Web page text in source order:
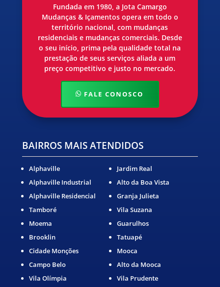
Fundada em 1980, a Jota Camargo
Mudanças & Içamentos opera em todo o
território nacional, com mudanças
residenciais e mudanças comerciais. Desde
o seu início, prima pela qualidade total na
prestação de seus serviços aliada a um
preço competitivo e justo no mercado.
FALE CONOSCO
BAIRROS MAIS ATENDIDOS
Alphaville
Alphaville Industrial
Alphaville Residencial
Tamboré
Moema
Brooklin
Cidade Monções
Campo Belo
Vila Olímpia
Jardim Real
Alto da Boa Vista
Granja Julieta
Vila Suzana
Guarulhos
Tatuapé
Mooca
Alto da Mooca
Vila Prudente